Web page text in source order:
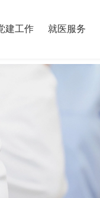
建工作 就医服务